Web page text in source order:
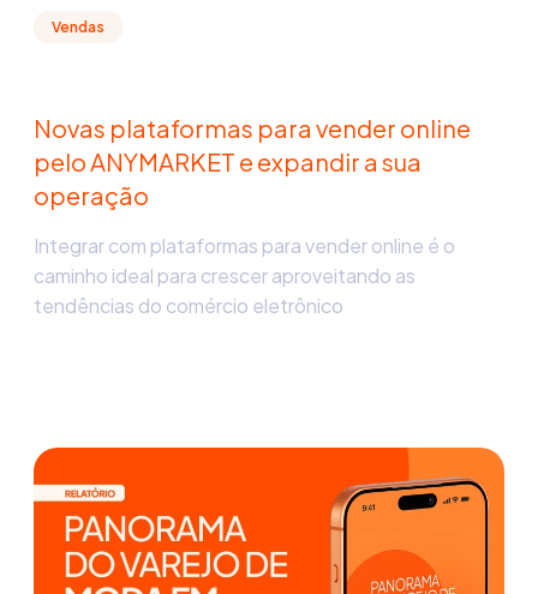
Vendas
Novas plataformas para vender online
pelo ANYMARKET e expandir a sua
operação
Integrar com plataformas para vender online é o
caminho ideal para crescer aproveitando as
tendências do comércio eletrônico